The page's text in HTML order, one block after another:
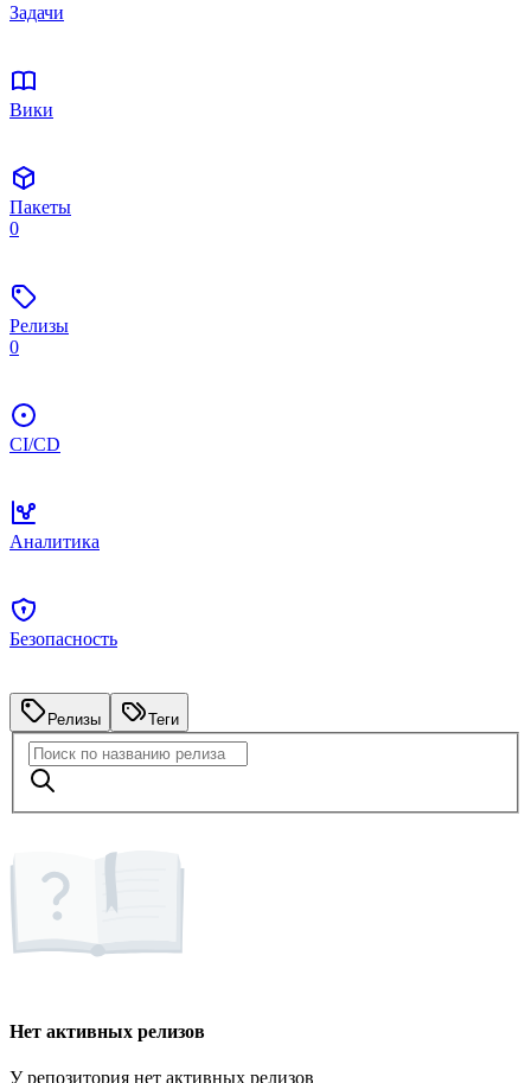
Задачи
Вики
Пакеты
0
Релизы
0
CI/CD
Аналитика
Безопасность
Релизы Теги
Нет активных релизов
У репозитория нет активных релизов